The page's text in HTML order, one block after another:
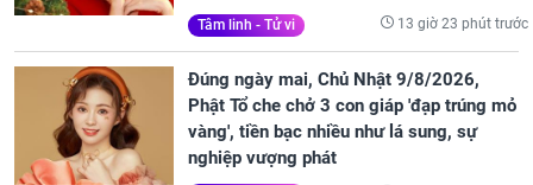
Tâm linh - Tử vi 13 giờ 23 phút trước
Đúng ngày mai, Chủ Nhật 9/8/2026,
Phật Tổ che chở 3 con giáp 'đạp trúng mỏ
vàng', tiền bạc nhiều như lá sung, sự
nghiệp vượng phát